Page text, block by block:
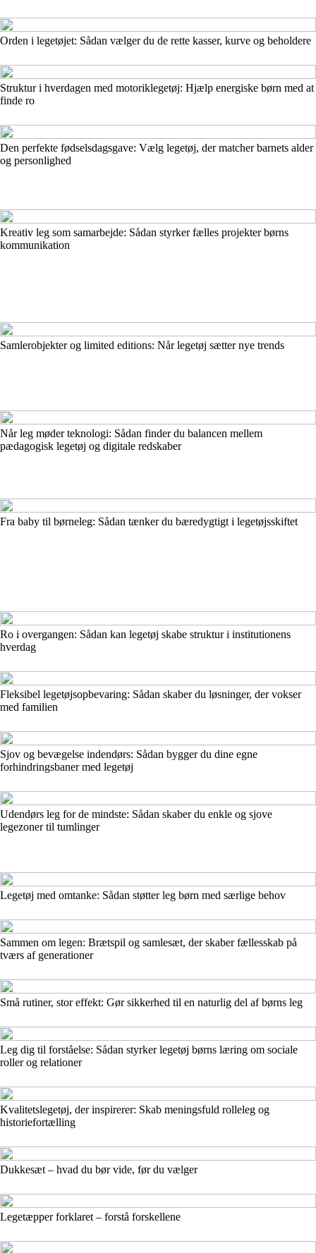
Orden i legetøjet: Sådan vælger du de rette kasser, kurve og beholdere
Struktur i hverdagen med motoriklegetøj: Hjælp energiske børn med at
finde ro
Den perfekte fødselsdagsgave: Vælg legetøj, der matcher barnets alder
og personlighed
Kreativ leg som samarbejde: Sådan styrker fælles projekter børns
kommunikation
Samlerobjekter og limited editions: Når legetøj sætter nye trends
Når leg møder teknologi: Sådan finder du balancen mellem
pædagogisk legetøj og digitale redskaber
Fra baby til børneleg: Sådan tænker du bæredygtigt i legetøjsskiftet
Ro i overgangen: Sådan kan legetøj skabe struktur i institutionens
hverdag
Fleksibel legetøjsopbevaring: Sådan skaber du løsninger, der vokser
med familien
Sjov og bevægelse indendørs: Sådan bygger du dine egne
forhindringsbaner med legetøj
Udendørs leg for de mindste: Sådan skaber du enkle og sjove
legezoner til tumlinger
Legetøj med omtanke: Sådan støtter leg børn med særlige behov
Sammen om legen: Brætspil og samlesæt, der skaber fællesskab på
tværs af generationer
Små rutiner, stor effekt: Gør sikkerhed til en naturlig del af børns leg
Leg dig til forståelse: Sådan styrker legetøj børns læring om sociale
roller og relationer
Kvalitetslegetøj, der inspirerer: Skab meningsfuld rolleleg og
historiefortælling
Dukkesæt – hvad du bør vide, før du vælger
Legetæpper forklaret – forstå forskellene